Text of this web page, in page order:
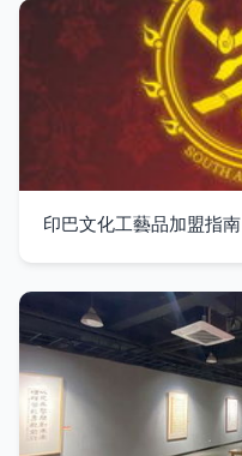
印巴文化工藝品加盟指